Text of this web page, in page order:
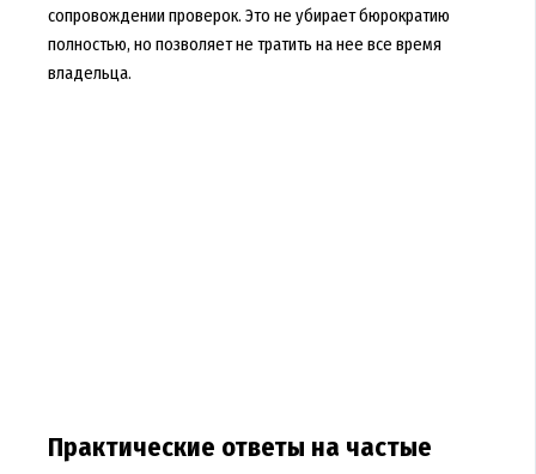
сопровождении проверок. Это не убирает бюрократию
полностью, но позволяет не тратить на нее все время
владельца.
Практические ответы на частые